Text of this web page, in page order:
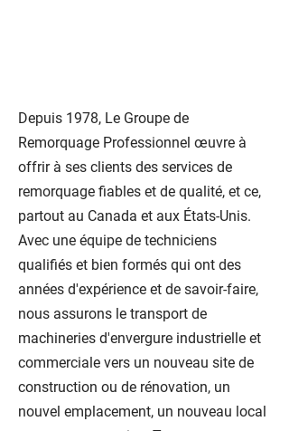
Depuis 1978, Le Groupe de
Remorquage Professionnel œuvre à
offrir à ses clients des services de
remorquage fiables et de qualité, et ce,
partout au Canada et aux États-Unis.
Avec une équipe de techniciens
qualifiés et bien formés qui ont des
années d'expérience et de savoir-faire,
nous assurons le transport de
machineries d'envergure industrielle et
commerciale vers un nouveau site de
construction ou de rénovation, un
nouvel emplacement, un nouveau local